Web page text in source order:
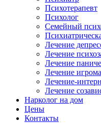
Психотерапевт
Психолог
Семейный
Лечение
Лечение
Лечение
Лечение
Лечение-
Лечение
Нарколог на дом
Цены
Контакты